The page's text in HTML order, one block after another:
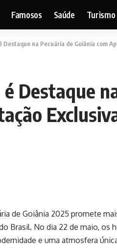
Famosos Saúde Turismo
Destaque na Pecuária de Goiânia com
Destaque
de Goiânia 2025 promete
Brasil. No dia 22 de maio,
e uma atmosfera